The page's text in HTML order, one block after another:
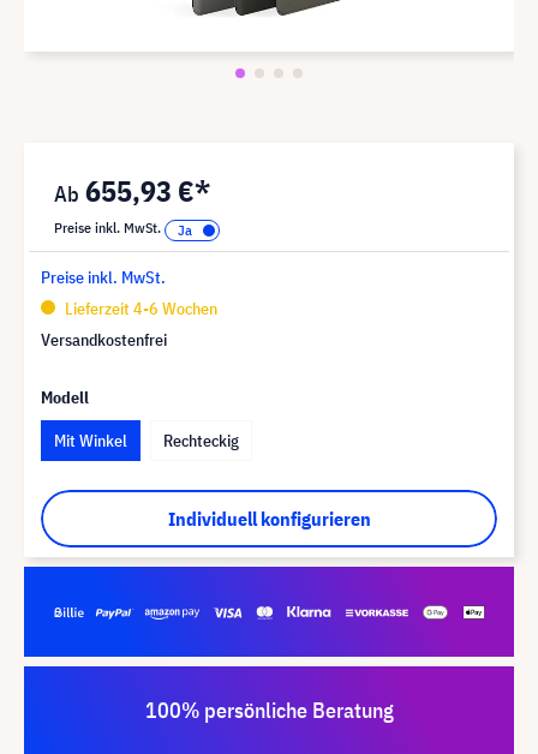
655,93 €*
Preise inkl. MwSt.
Preise inkl. MwSt.
Lieferzeit 4-6 Wochen
Versandkostenfrei
Modell
Mit Winkel
Rechteckig
Individuell konfigurieren
100% persönliche Beratung